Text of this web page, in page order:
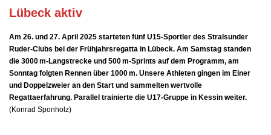
Lübeck aktiv
Am 26. und 27. April 2025 starteten fünf U15-Sportler des Stralsunder
Ruder-Clubs bei der Frühjahrsregatta in Lübeck. Am Samstag standen
die 3000 m-Langstrecke und 500 m-Sprints auf dem Programm, am
Sonntag folgten Rennen über 1000 m. Unsere Athleten gingen im Einer
und Doppelzweier an den Start und sammelten wertvolle
Regattaerfahrung. Parallel trainierte die U17-Gruppe in Kessin weiter.
(Konrad Sponholz)